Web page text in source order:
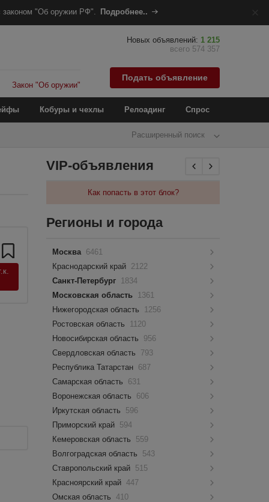
законом "Об оружии РФ". Подробнее..
Закон "Об оружии"
Новых объявлений: 1 215
всего 574 357
Подать объявление
Кобуры и чехлы Релоадинг Спрос
Расширенный поиск
VIP-объявления
Как попасть в этот блок?
Регионы и города
Москва 6461
Краснодарский край 2122
Санкт-Петербург 1834
Московская область 1361
Нижегородская область
1256
Ростовская область
1120
Новосибирская область
956
Свердловская область
793
Республика Татарстан 687
Самарская область
631
Воронежская область
606
Иркутская область
596
Приморский край 594
Кемеровская область
559
Волгоградская область
543
Ставропольский край 515
Красноярский край 447
Омская область
410